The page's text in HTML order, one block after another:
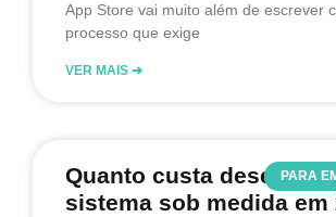
App Store vai muito além de escrever
processo que exige
VER MAIS ➔
PARA
Quanto custa
sistema sob medida em